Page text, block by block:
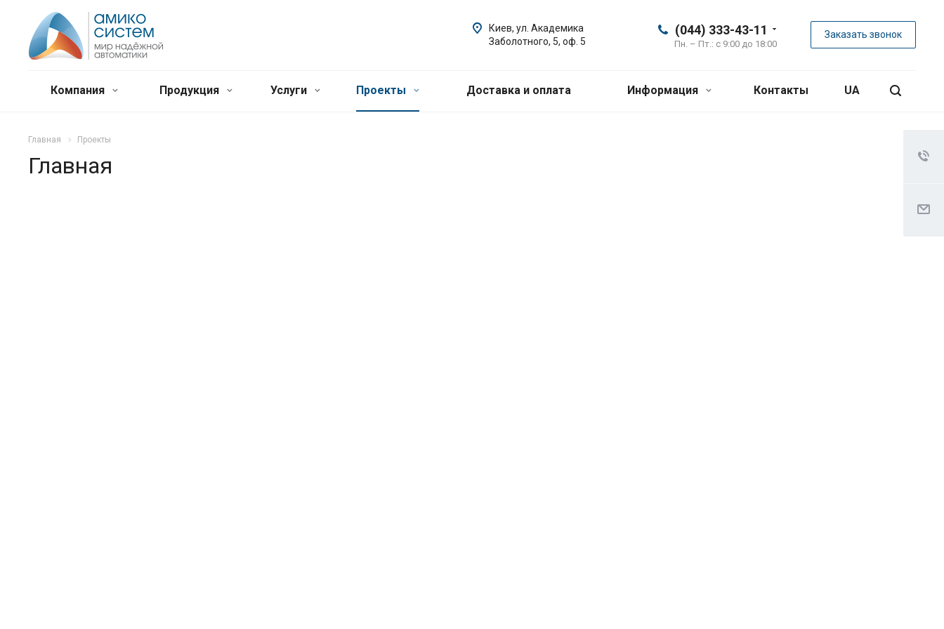
(044) 333-43-11
Пн. – Пт.: с 9:00 до 18:00
Заказать звонок
Киев, ул. Академика
Заболотного, 5, оф. 5
Компания Продукция Услуги Проекты Доставка и оплата Информация Контакты UA
Главная Проекты
Главная